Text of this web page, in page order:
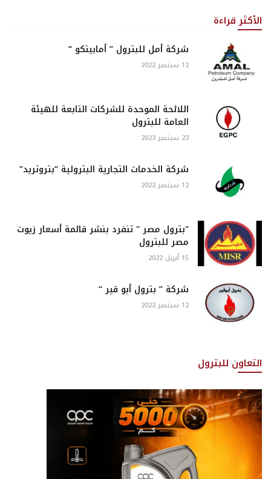
الأكثر قراءة
شركة أمل للبترول ” أمابيتكو “
12 سبتمبر 2022
اللائحة الموحدة للشركات التابعة للهيئة
العامة للبترول
23 سبتمبر 2023
شركة الخدمات التجارية البترولية “بتروتريد”
12 سبتمبر 2022
"بترول مصر " تنفرد بنشر قائمة أسعار زيوت
مصر للبترول
15 أبريل 2022
شركة ” بترول أبو قير “
12 سبتمبر 2022
التعاون للبترول